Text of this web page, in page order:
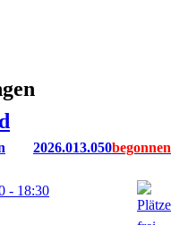
2026.013.050
- 18:30